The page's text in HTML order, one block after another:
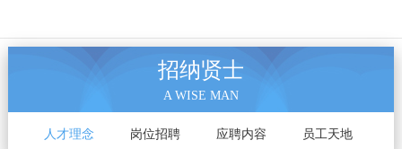
招纳贤士
A WISE MAN
人才理念 岗位招聘 应聘内容 员工天地